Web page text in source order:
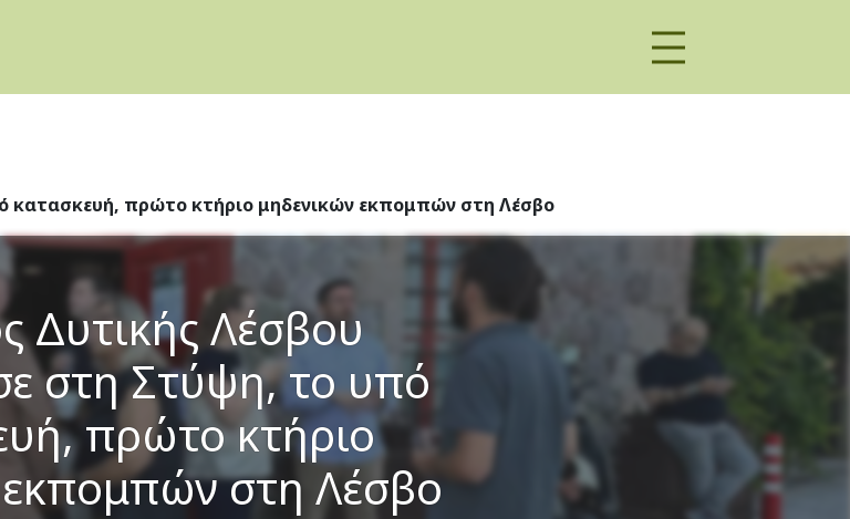
πρώτο κτήριο μηδενικών εκπομπών στη Λέσβο
Δυτικής Λέσβου
στη Στύψη, το υπό
πρώτο κτήριο
στη Λέσβο